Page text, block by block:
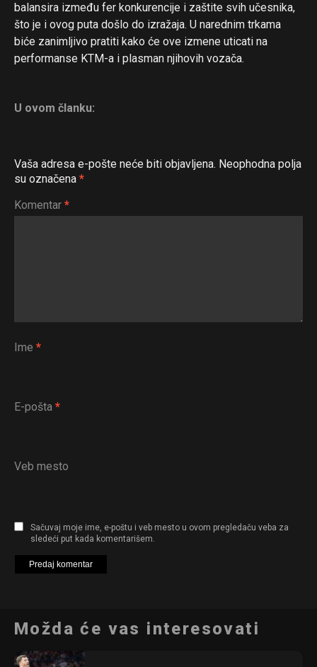
balansira između fer konkurencije i zaštite svih učesnika,
što je i ovog puta došlo do izražaja. U narednim trkama
biće zanimljivo pratiti kako će ove izmene uticati na
performanse KTM-a i plasman njihovih vozača.
U ovom članku:
Vaša adresa e-pošte neće biti objavljena. Neophodna polja
su označena *
Komentar *
Ime *
E-pošta *
Veb mesto
Sačuvaj moje ime, e-poštu i veb mesto u ovom pregledaču veba za
sledeći put kada komentarišem.
Možda će vas interesovati